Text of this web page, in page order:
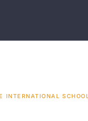
INTERNATIONAL SCHOOL